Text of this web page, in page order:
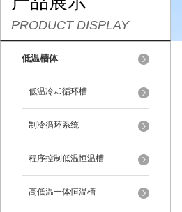
PRODUCT DISPLAY
低温槽体
低温冷却循环槽
制冷循环系统
程序控制低温恒温槽
高低温一体恒温槽